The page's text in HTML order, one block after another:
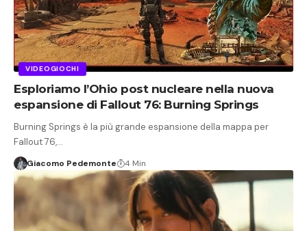
VIDEOGIOCHI
Esploriamo l’Ohio post nucleare nella nuova
espansione di Fallout 76: Burning Springs
Burning Springs è la più grande espansione della mappa per
Fallout 76,…
Giacomo Pedemonte 4 Min